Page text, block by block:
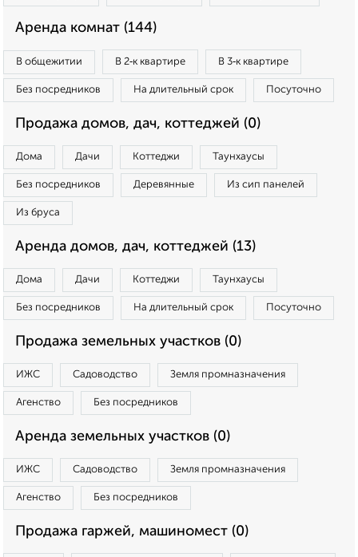
Аренда комнат (144)
В общежитии В 2‑к квартире В 3‑к квартире
Без посредников На длительный срок Посуточно
Продажа домов, дач, коттеджей (0)
Дома Дачи Коттеджи Таунхаусы
Без посредников Деревянные Из сип панелей
Из бруса
Аренда домов, дач, коттеджей (13)
Дома Дачи Коттеджи Таунхаусы
Без посредников На длительный срок Посуточно
Продажа земельных участков (0)
ИЖС Садоводство Земля промназначения
Агенство Без посредников
Аренда земельных участков (0)
ИЖС Садоводство Земля промназначения
Агенство Без посредников
Продажа гаржей, машиномест (0)